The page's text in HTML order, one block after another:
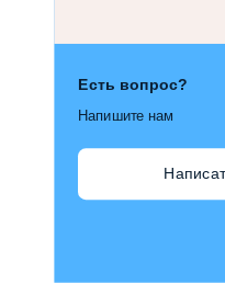
Есть вопрос?
Напишите нам